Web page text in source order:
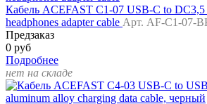
Кабель ACEFAST C1-07 USB-C to
headphones adapter cable Арт. AF-C1-07-
Предзаказ
0 руб
Подробнее
нет на складе